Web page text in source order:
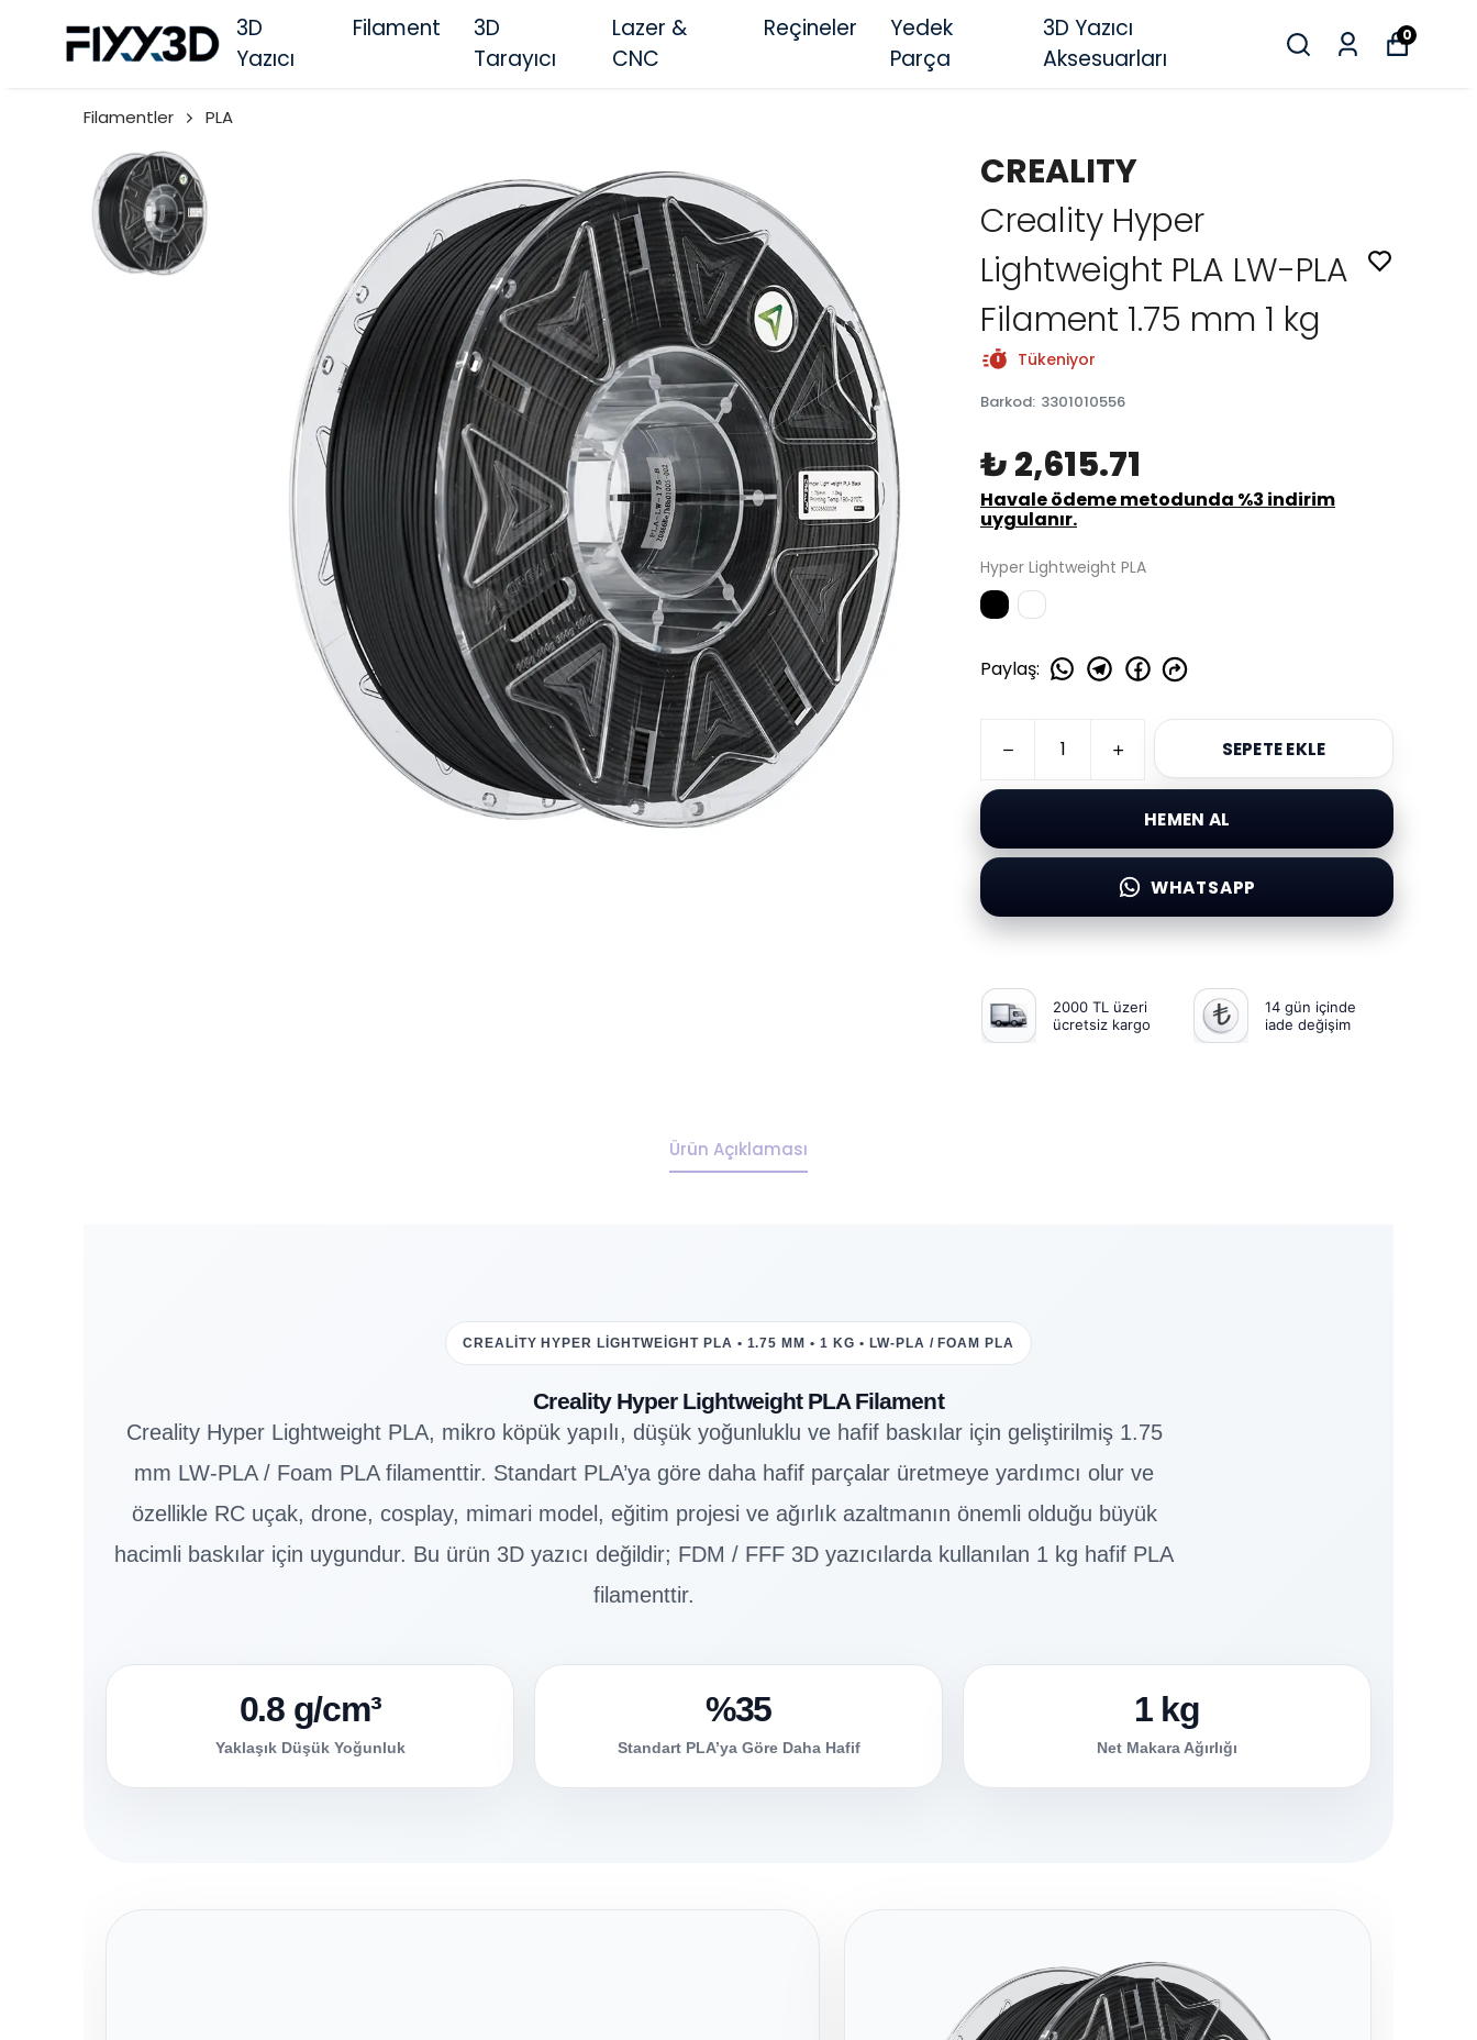
3D
Yazıcı
Filament
3D
Tarayıcı
Lazer &
CNC
Reçineler
Yedek
Parça
3D Yazıcı
Aksesuarları
0
Filamentler PLA
CREALITY
Creality Hyper
Lightweight PLA LW-PLA
Filament 1.75 mm 1 kg
Tükeniyor
Barkod: 3301010556
₺ 2,615.71
Havale ödeme metodunda %3 indirim
uygulanır.
Hyper Lightweight PLA
Paylaş:
SEPETE EKLE
HEMEN AL
WHATSAPP
2000 TL üzeri
ücretsiz kargo
14 gün içinde
iade değişim
Ürün Açıklaması
CREALITY HYPER LIGHTWEIGHT PLA • 1.75 MM • 1 KG • LW-PLA / FOAM PLA
Creality Hyper Lightweight PLA Filament
Creality Hyper Lightweight PLA, mikro köpük yapılı, düşük yoğunluklu ve hafif baskılar için geliştirilmiş 1.75
mm LW-PLA / Foam PLA filamenttir. Standart PLA’ya göre daha hafif parçalar üretmeye yardımcı olur ve
özellikle RC uçak, drone, cosplay, mimari model, eğitim projesi ve ağırlık azaltmanın önemli olduğu büyük
hacimli baskılar için uygundur. Bu ürün 3D yazıcı değildir; FDM / FFF 3D yazıcılarda kullanılan 1 kg hafif PLA
filamenttir.
0.8 g/cm³
Yaklaşık Düşük Yoğunluk
%35
Standart PLA’ya Göre Daha Hafif
1 kg
Net Makara Ağırlığı